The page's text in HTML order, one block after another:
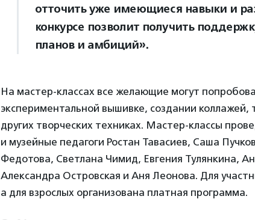
отточить уже имеющиеся навыки и
конкурсе позволит получить
планов и амбиций».
На мастер-классах все желающие могут
экспериментальной вышивке, создании
других творческих техниках. Мастер-классы
и музейные педагоги Ростан Тавасиев, Саша
Федотова, Светлана Чимид, Евгения Тулянкина,
Александра Островская и Аня Леонова. Для
а для взрослых организована платная программа.